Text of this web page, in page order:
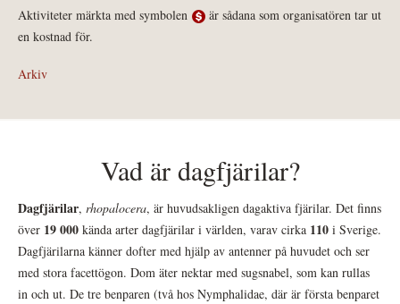
Aktiviteter märkta med symbolen
är sådana som organisatören tar ut
en kostnad för.
Arkiv
Vad är dagfjärilar?
Dagfjärilar, rhopalocera, är huvudsakligen dagaktiva fjärilar. Det finns
över 19 000 kända arter dagfjärilar i världen, varav cirka 110 i Sverige.
Dagfjärilarna känner dofter med hjälp av antenner på huvudet och ser
med stora facettögon. Dom äter nektar med sugsnabel, som kan rullas
in och ut. De tre benparen (två hos Nymphalidae, där är första benparet